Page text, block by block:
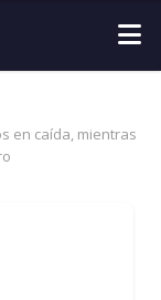
en caída, mientras